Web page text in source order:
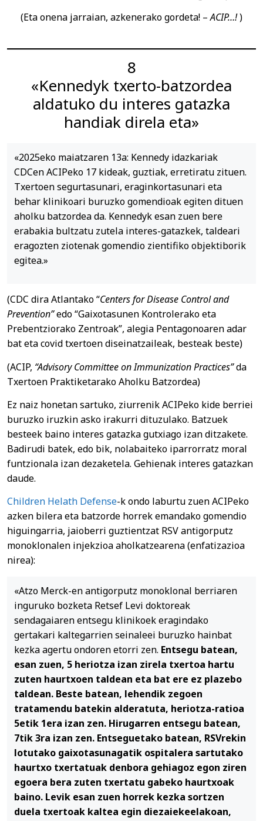
(Eta onena jarraian, azkenerako gordeta! –ACIP…!)
8
«Kennedyk txerto-batzordea
aldatuko du interes gatazka
handiak direla eta»
«2025eko maiatzaren 13a: Kennedy idazkariak
CDCen ACIPeko 17 kideak, guztiak, erretiratu zituen.
Txertoen segurtasunari, eraginkortasunari eta
behar klinikoari buruzko gomendioak egiten dituen
aholku batzordea da. Kennedyk esan zuen bere
erabakia bultzatu zutela interes-gatazkek, taldeari
eragozten ziotenak gomendio zientifiko objektiborik
egitea.»
(CDC dira Atlantako “Centers for Disease Control and
Prevention”edo “Gaixotasunen Kontrolerako eta
Prebentziorako Zentroak”, alegia Pentagonoaren adar
bat eta covid txertoen diseinatzaileak, besteak beste)
(ACIP, “Advisory Committee on Immunization Practices”da
Txertoen Praktiketarako Aholku Batzordea)
Ez naiz honetan sartuko, ziurrenik ACIPeko kide berriei
buruzko iruzkin asko irakurri dituzulako. Batzuek
besteek baino interes gatazka gutxiago izan ditzakete.
Badirudi batek, edo bik, nolabaiteko iparrorratz moral
funtzionala izan dezaketela. Gehienak interes gatazkan
daude.
Children Helath Defense-k ondo laburtu zuen ACIPeko
azken bilera eta batzorde horrek emandako gomendio
higuingarria, jaioberri guztientzat RSV antigorputz
monoklonalen injekzioa aholkatzearena (enfatizazioa
nirea):
«Atzo Merck-en antigorputz monoklonal berriaren
inguruko bozketa Retsef Levi doktoreak
sendagaiaren entsegu klinikoek eragindako
gertakari kaltegarrien seinaleei buruzko hainbat
kezka agertu ondoren etorri zen. Entsegu batean,
esan zuen, 5 heriotza izan zirela txertoa hartu
zuten haurtxoen taldean eta bat ere ez plazebo
taldean. Beste batean, lehendik zegoen
tratamendu batekin alderatuta, heriotza-ratioa
5etik 1era izan zen. Hirugarren entsegu batean,
7tik 3ra izan zen. Entseguetako batean, RSVrekin
lotutako gaixotasunagatik ospitalera sartutako
haurtxo txertatuak denbora gehiagoz egon ziren
egoera bera zuten txertatu gabeko haurtxoak
baino. Levik esan zuen horrek kezka sortzen
duela txertoak kaltea egin diezaiekeelakoan,